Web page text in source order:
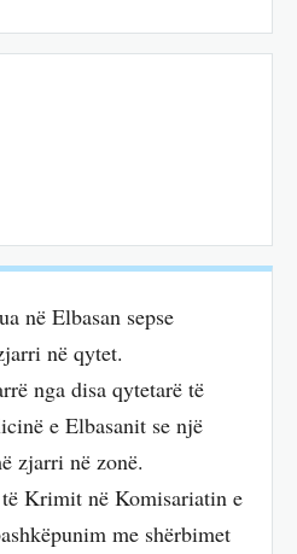
në Elbasan sepse
në qytet.
nga disa qytetarë të
e Elbasanit se një
zjarri në zonë.
Krimit në Komisariatin e
me shërbimet